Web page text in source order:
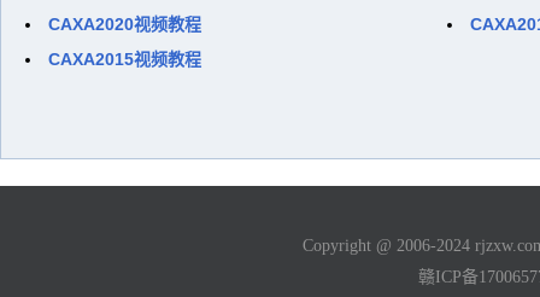
CAXA2020视频教程
CAXA2015视频教程
Copyright @ 2006-2024
赣ICP备